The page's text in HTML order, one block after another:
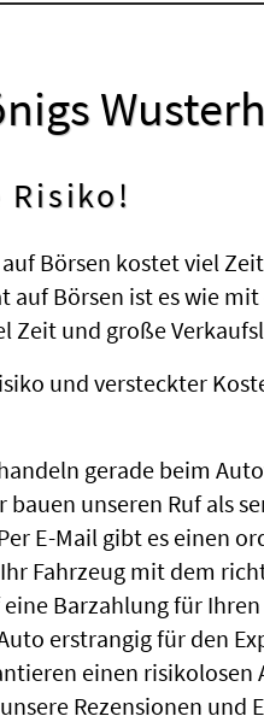
Risiko!
Börsen kostet viel
Börsen ist es wie
Zeit und große
und versteckter
gerade beim
unseren Ruf als
E-Mail gibt es einen
Fahrzeug mit dem
Barzahlung für
erstrangig für den
einen
Rezensionen